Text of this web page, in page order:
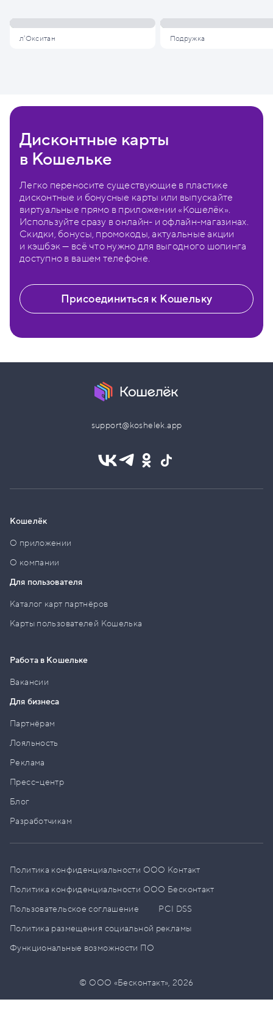
л'Окситан Подружка
Дисконтные карты
в Кошельке
Легко переносите существующие в пластике
дисконтные и бонусные карты или выпускайте
виртуальные прямо в приложении «Кошелёк».
Используйте сразу в онлайн- и офлайн-магазинах.
Скидки, бонусы, промокоды, актуальные акции
и кэшбэк — всё что нужно для выгодного шопинга
доступно в вашем телефоне.
Присоединиться к Кошельку
support@koshelek.app
Кошелёк
О приложении
О компании
Для пользователя
Каталог карт партнёров
Карты пользователей Кошелька
Работа в Кошельке
Вакансии
Для бизнеса
Партнёрам
Лояльность
Реклама
Пресс–центр
Блог
Разработчикам
Политика конфиденциальности ООО Контакт
Политика конфиденциальности ООО Бесконтакт
Пользовательское соглашение
PCI DSS
Политика размещения социальной рекламы
Функциональные возможности ПО
© ООО «Бесконтакт»,2026